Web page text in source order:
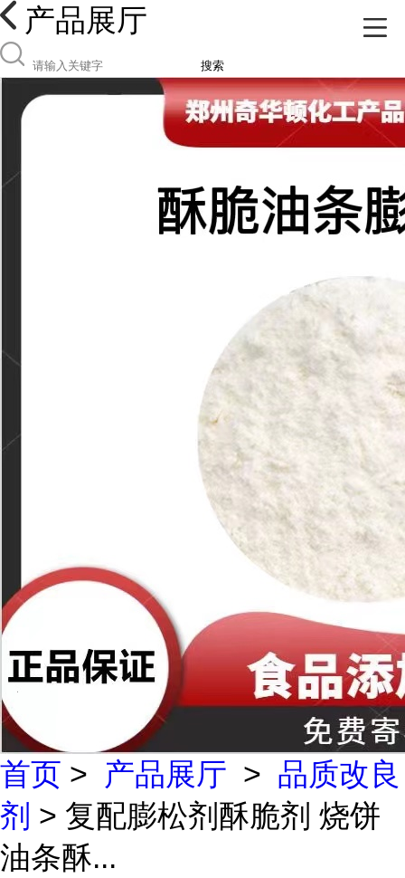
产品展厅
搜索
首页 > 产品展厅 > 品质改良
剂 > 复配膨松剂酥脆剂 烧饼
油条酥...